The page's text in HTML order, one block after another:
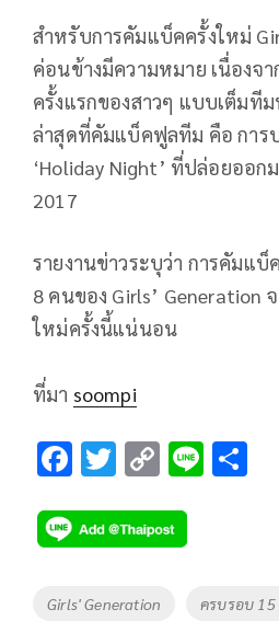
สำหรับการคัมแบ็คครั้งใหม่
ค่อนข้างมีความหมาย เนื่องจ
ครั้งแรกของสาวๆ แบบเต็มที
ล่าสุดที่คัมแบ็คฟูลทีม คือ การ
‘Holiday Night’ ที่ปล่อยออก
2017
รายงานข่าวระบุว่า การคัมแบ็
8 คนของ Girls’ Generation
ใหม่ครั้งนี้แน่นอน
ที่มา soompi
F
e
b
o
T
tt
er
C
p
y
Li
Tags
Girls' Generation ครบรอบ 15